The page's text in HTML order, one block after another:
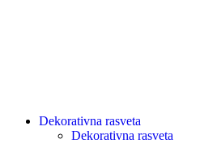
Dekorativna rasveta
Dekorativna rasveta